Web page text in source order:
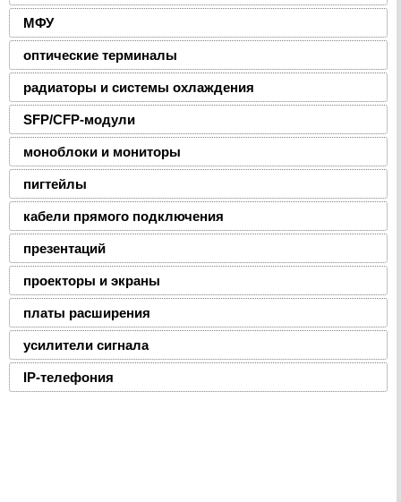
МФУ
оптические терминалы
радиаторы и системы охлаждения
SFP/CFP-модули
моноблоки и мониторы
пигтейлы
кабели прямого подключения
презентаций
проекторы и экраны
платы расширения
усилители сигнала
IP-телефония